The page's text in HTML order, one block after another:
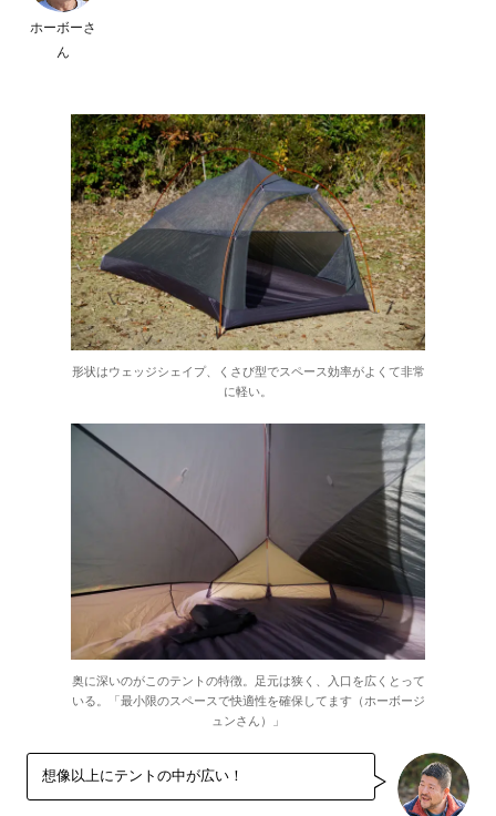
ホーボーさ
ん
形状はウェッジシェイプ、くさび型でスペース効率がよくて非常
に軽い。
奥に深いのがこのテントの特徴。足元は狭く、入口を広くとって
いる。「最小限のスペースで快適性を確保してます（ホーボージ
ュンさん）」
想像以上にテントの中が広い！